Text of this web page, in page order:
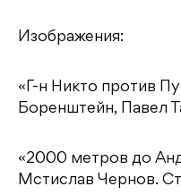
Изображения:
«Г-н Никто против
Боренштейн, Павел
«2000 метров до
Мстислав Чернов.